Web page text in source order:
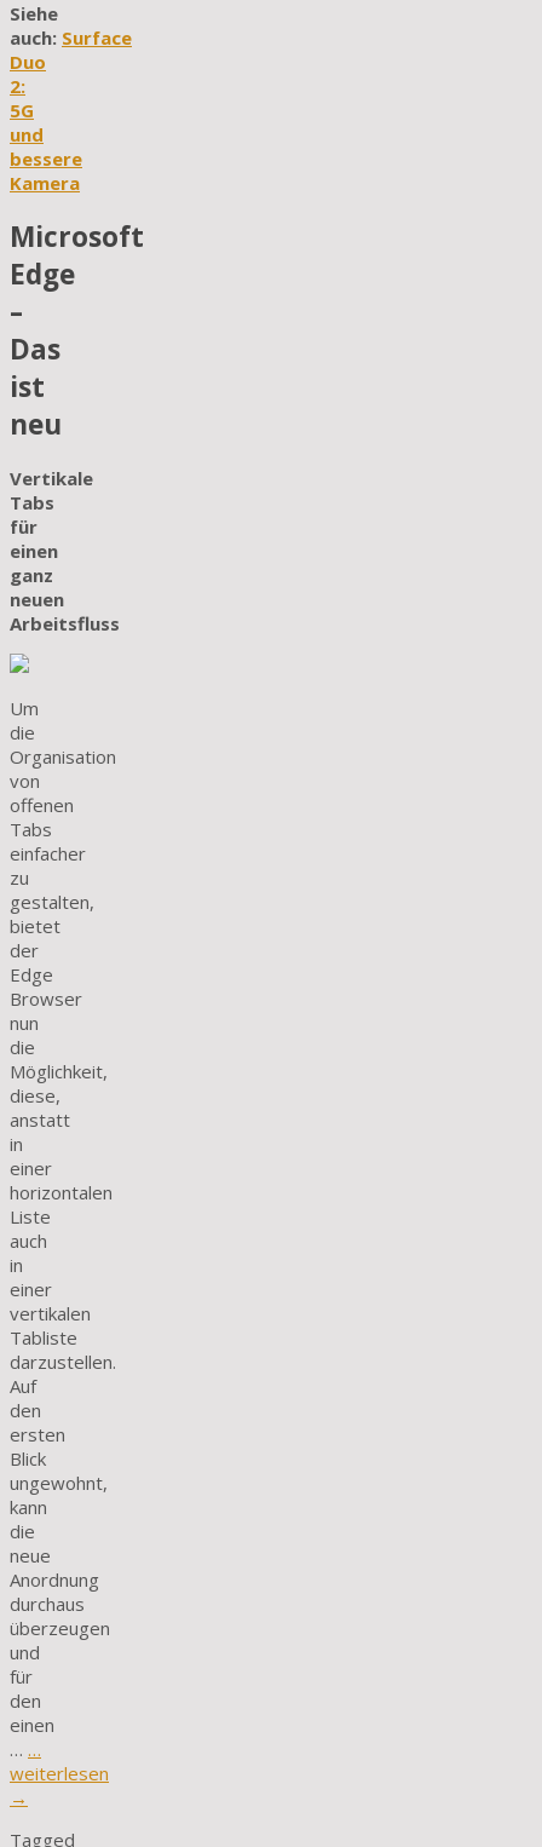
Siehe
auch: Surface
Duo
2:
5G
und
bessere
Kamera
Microsoft
Edge
–
Das
ist
neu
Vertikale
Tabs
für
einen
ganz
neuen
Arbeitsfluss
Um
die
Organisation
von
offenen
Tabs
einfacher
zu
gestalten,
bietet
der
Edge
Browser
nun
die
Möglichkeit,
diese,
anstatt
in
einer
horizontalen
Liste
auch
in
einer
vertikalen
Tabliste
darzustellen.
Auf
den
ersten
Blick
ungewohnt,
kann
die
neue
Anordnung
durchaus
überzeugen
und
für
den
einen
… …
weiterlesen
→
Tagged